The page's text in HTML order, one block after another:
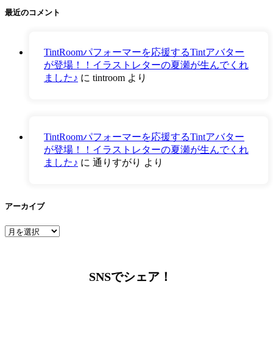
最近のコメント
TintRoomパフォーマーを応援するTintアバター
が登場！！イラストレターの夏瀬が生んでくれ
ました♪ に tintroom より
TintRoomパフォーマーを応援するTintアバター
が登場！！イラストレターの夏瀬が生んでくれ
ました♪ に 通りすがり より
アーカイブ
ア
SNSでシェア！